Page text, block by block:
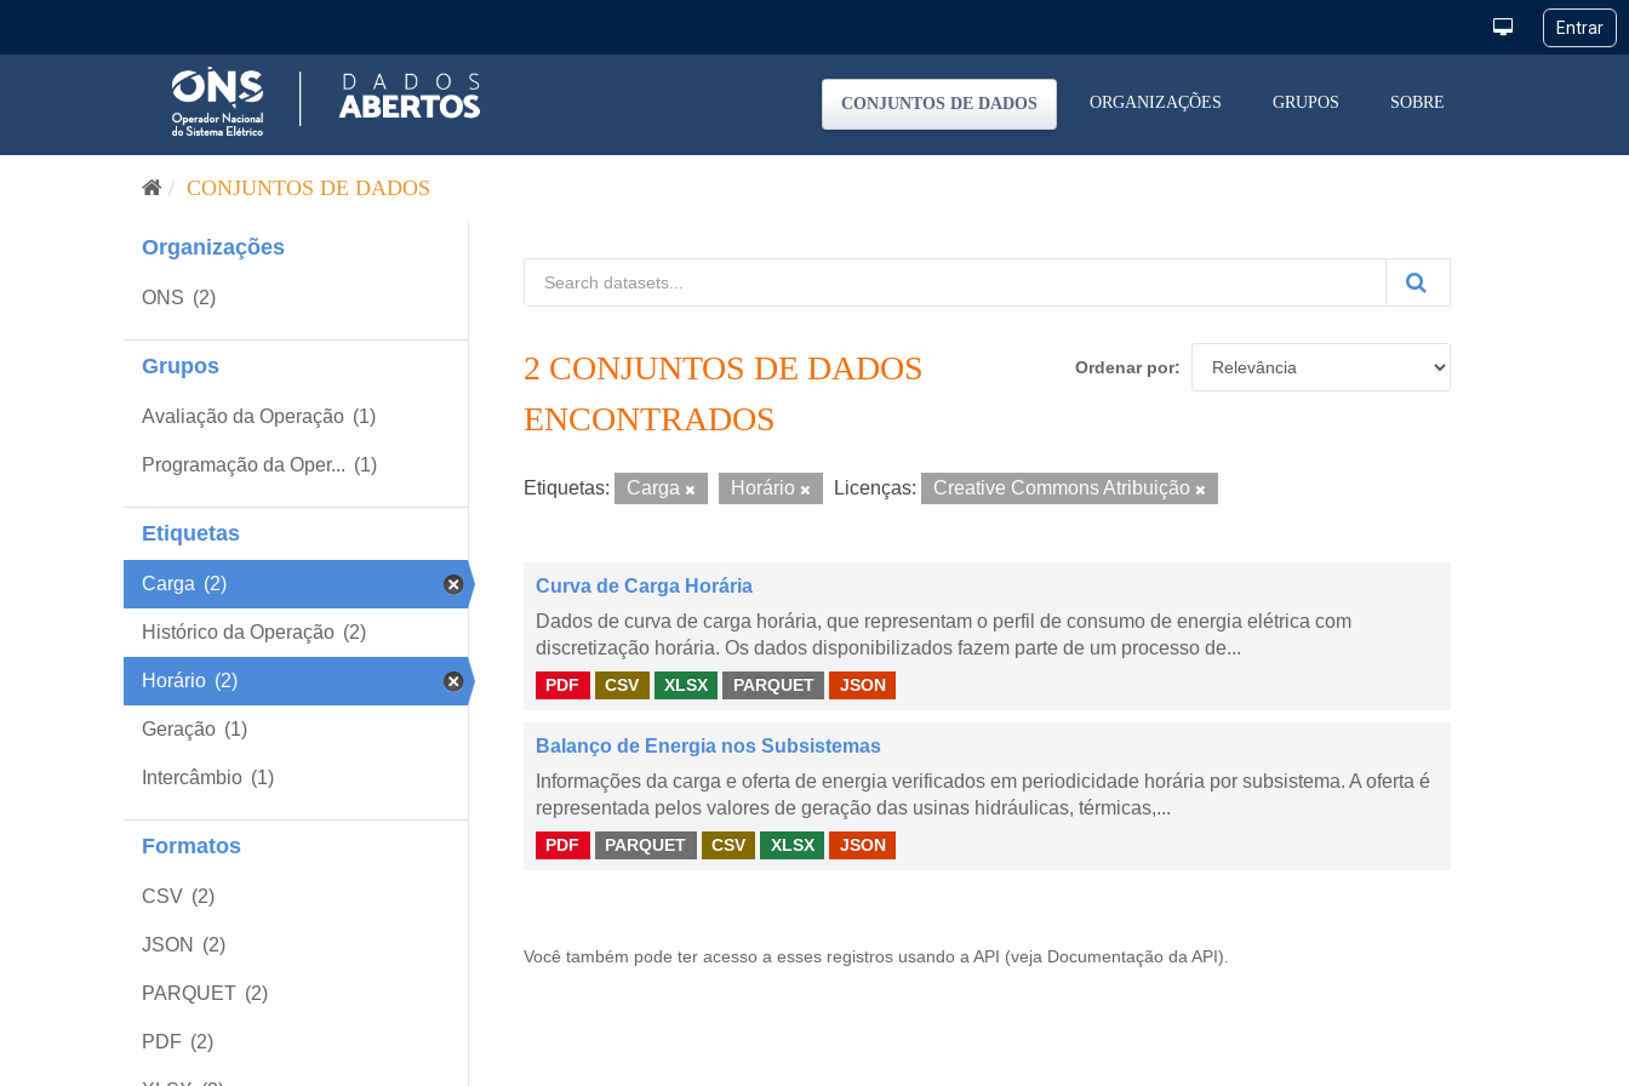
CONJUNTOS DE DADOS ORGANIZAÇÕES GRUPOS SOBRE
CONJUNTOS DE DADOS
Organizações
ONS (2)
Grupos
Avaliação da Operação (1)
Programação da Oper... (1)
Etiquetas
Carga (2)
Histórico da Operação (2)
Horário (2)
Geração (1)
Intercâmbio (1)
Formatos
CSV (2)
JSON (2)
PARQUET (2)
PDF (2)
Ordenar por
2 CONJUNTOS DE DADOS
ENCONTRADOS
Etiquetas: Carga Horário Licenças: Creative Commons Atribuição
Curva de Carga Horária
Dados de curva de carga horária, que representam o perfil de consumo de energia elétrica com
discretização horária. Os dados disponibilizados fazem parte de um processo de...
PDF CSV XLSX PARQUET JSON
Balanço de Energia nos Subsistemas
Informações da carga e oferta de energia verificados em periodicidade horária por subsistema. A oferta é
representada pelos valores de geração das usinas hidráulicas, térmicas,...
PDF PARQUET CSV XLSX JSON
Você também pode ter acesso a esses registros usando a API (veja Documentação da API ).